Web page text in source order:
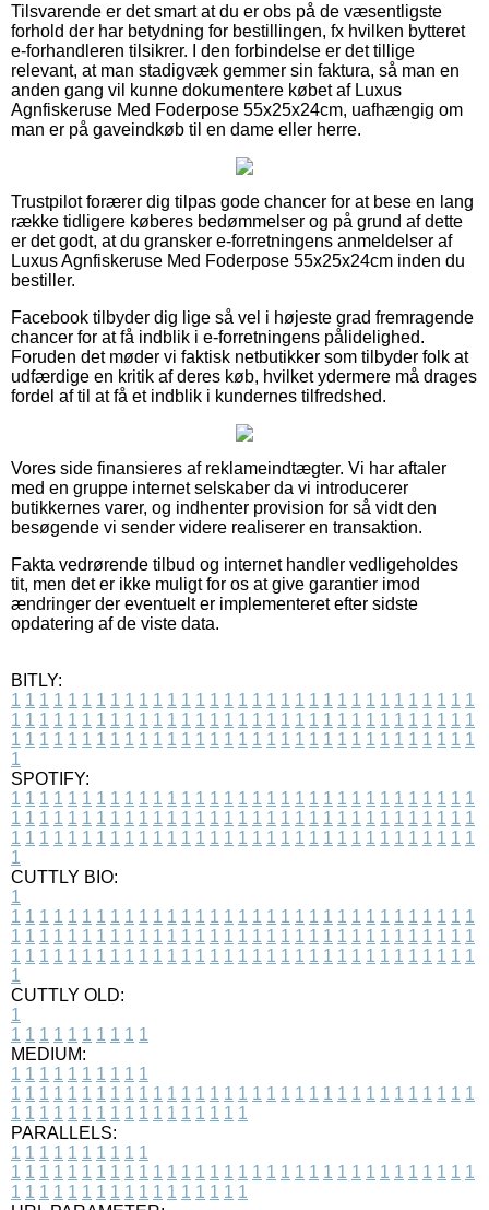
Tilsvarende er det smart at du er obs på de væsentligste
forhold der har betydning for bestillingen, fx hvilken bytteret
e-forhandleren tilsikrer. I den forbindelse er det tillige
relevant, at man stadigvæk gemmer sin faktura, så man en
anden gang vil kunne dokumentere købet af Luxus
Agnfiskeruse Med Foderpose 55x25x24cm, uafhængig om
man er på gaveindkøb til en dame eller herre.
Trustpilot forærer dig tilpas gode chancer for at bese en lang
række tidligere køberes bedømmelser og på grund af dette
er det godt, at du gransker e-forretningens anmeldelser af
Luxus Agnfiskeruse Med Foderpose 55x25x24cm inden du
bestiller.
Facebook tilbyder dig lige så vel i højeste grad fremragende
chancer for at få indblik i e-forretningens pålidelighed.
Foruden det møder vi faktisk netbutikker som tilbyder folk at
udfærdige en kritik af deres køb, hvilket ydermere må drages
fordel af til at få et indblik i kundernes tilfredshed.
Vores side finansieres af reklameindtægter. Vi har aftaler
med en gruppe internet selskaber da vi introducerer
butikkernes varer, og indhenter provision for så vidt den
besøgende vi sender videre realiserer en transaktion.
Fakta vedrørende tilbud og internet handler vedligeholdes
tit, men det er ikke muligt for os at give garantier imod
ændringer der eventuelt er implementeret efter sidste
opdatering af de viste data.
BITLY:
1 1 1 1 1 1 1 1 1 1 1 1 1 1 1 1 1 1 1 1 1 1 1 1 1 1 1 1 1 1 1 1 1
1 1 1 1 1 1 1 1 1 1 1 1 1 1 1 1 1 1 1 1 1 1 1 1 1 1 1 1 1 1 1 1 1
1 1 1 1 1 1 1 1 1 1 1 1 1 1 1 1 1 1 1 1 1 1 1 1 1 1 1 1 1 1 1 1 1
1
SPOTIFY:
1 1 1 1 1 1 1 1 1 1 1 1 1 1 1 1 1 1 1 1 1 1 1 1 1 1 1 1 1 1 1 1 1
1 1 1 1 1 1 1 1 1 1 1 1 1 1 1 1 1 1 1 1 1 1 1 1 1 1 1 1 1 1 1 1 1
1 1 1 1 1 1 1 1 1 1 1 1 1 1 1 1 1 1 1 1 1 1 1 1 1 1 1 1 1 1 1 1 1
1
CUTTLY BIO:
1
1 1 1 1 1 1 1 1 1 1 1 1 1 1 1 1 1 1 1 1 1 1 1 1 1 1 1 1 1 1 1 1 1
1 1 1 1 1 1 1 1 1 1 1 1 1 1 1 1 1 1 1 1 1 1 1 1 1 1 1 1 1 1 1 1 1
1 1 1 1 1 1 1 1 1 1 1 1 1 1 1 1 1 1 1 1 1 1 1 1 1 1 1 1 1 1 1 1 1
1
CUTTLY OLD:
1
1 1 1 1 1 1 1 1 1 1
MEDIUM:
1 1 1 1 1 1 1 1 1 1
1 1 1 1 1 1 1 1 1 1 1 1 1 1 1 1 1 1 1 1 1 1 1 1 1 1 1 1 1 1 1 1 1
1 1 1 1 1 1 1 1 1 1 1 1 1 1 1 1 1
PARALLELS:
1 1 1 1 1 1 1 1 1 1
1 1 1 1 1 1 1 1 1 1 1 1 1 1 1 1 1 1 1 1 1 1 1 1 1 1 1 1 1 1 1 1 1
1 1 1 1 1 1 1 1 1 1 1 1 1 1 1 1 1